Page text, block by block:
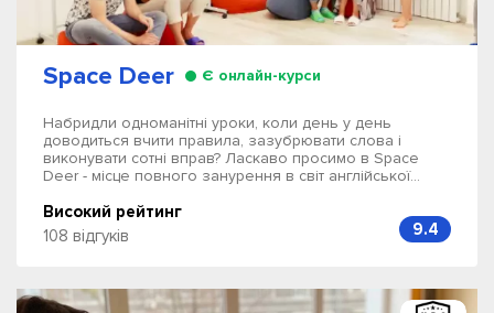
Space Deer Є онлайн-курси
Набридли одноманітні уроки, коли день у день
доводиться вчити правила, зазубрювати слова і
виконувати сотні вправ? Ласкаво просимо в Space
Deer - місце повного занурення в світ англійської...
Високий рейтинг
108 відгуків
9.4